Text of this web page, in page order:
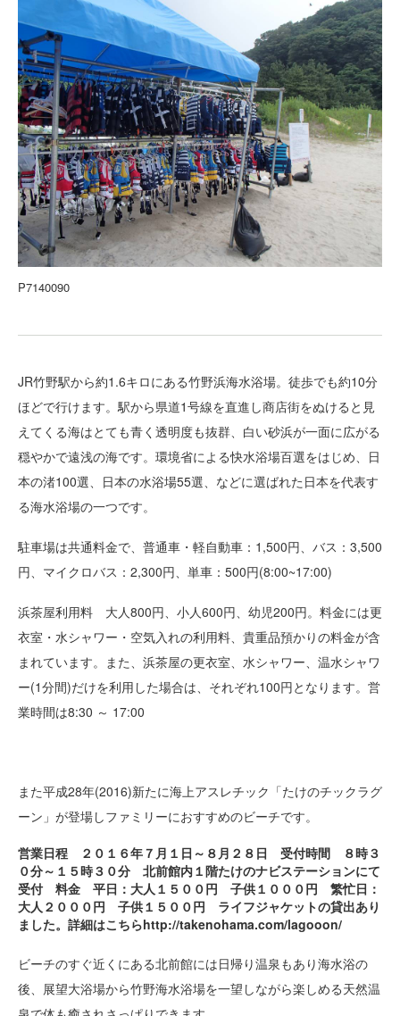
P7140090
JR竹野駅から約1.6キロにある竹野浜海水浴場。徒歩でも約10分
ほどで行けます。駅から県道1号線を直進し商店街をぬけると見
えてくる海はとても青く透明度も抜群、白い砂浜が一面に広がる
穏やかで遠浅の海です。環境省による快水浴場百選をはじめ、日
本の渚100選、日本の水浴場55選、などに選ばれた日本を代表す
る海水浴場の一つです。
駐車場は共通料金で、普通車・軽自動車：1,500円、バス：3,500
円、マイクロバス：2,300円、単車：500円(8:00~17:00)
浜茶屋利用料 大人800円、小人600円、幼児200円。料金には更
衣室・水シャワー・空気入れの利用料、貴重品預かりの料金が含
まれています。また、浜茶屋の更衣室、水シャワー、温水シャワ
ー(1分間)だけを利用した場合は、それぞれ100円となります。営
業時間は8:30 ～ 17:00
また平成28年(2016)新たに海上アスレチック「たけのチックラグ
ーン」が登場しファミリーにおすすめのビーチです。
営業日程 ２０１６年７月１日～８月２８日 受付時間 ８時３
０分～１５時３０分 北前館内１階たけのナビステーションにて
受付 料金 平日：大人１５００円 子供１０００円 繁忙日：
大人２０００円 子供１５００円 ライフジャケットの貸出あり
ました。詳細はこちらhttp://takenohama.com/lagooon/
ビーチのすぐ近くにある北前館には日帰り温泉もあり海水浴の
後、展望大浴場から竹野海水浴場を一望しながら楽しめる天然温